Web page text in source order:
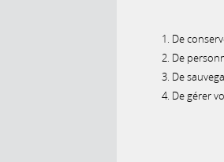
De
De
De
De gérer